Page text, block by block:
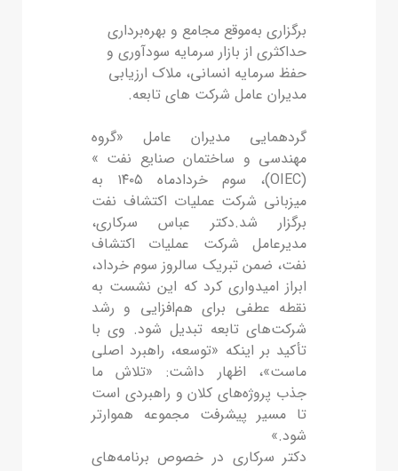
برگزاری به‌موقع مجامع و بهره‌برداری
حداکثری از بازار سرمایه سودآوری و
حفظ سرمایه انسانی، ملاک ارزیابی
مدیران عامل شرکت های تابعه.
گردهمایی مدیران عامل «گروه
مهندسی و ساختمان صنایع نفت »
(OIEC)، سوم خردادماه ۱۴۰۵ به
میزبانی شرکت عملیات اکتشاف نفت
برگزار شد.دکتر عباس سرکاری،
مدیرعامل شرکت عملیات اکتشاف
نفت، ضمن تبریک سالروز سوم خرداد،
ابراز امیدواری کرد که این نشست به
نقطه عطفی برای هم‌افزایی و رشد
شرکت‌های تابعه تبدیل شود. وی با
تأکید بر اینکه «توسعه، راهبرد اصلی
ماست»، اظهار داشت: «تلاش ما
جذب پروژه‌های کلان و راهبردی است
تا مسیر پیشرفت مجموعه هموارتر
شود.»
دکتر سرکاری در خصوص برنامه‌های